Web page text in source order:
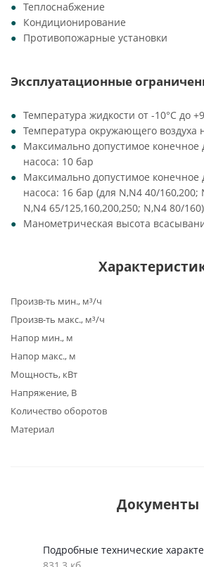
Теплоснабжение
Кондиционирование
Противопожарные установки
Эксплуатационные
Температура жидкости от -10°C до
Температура окружающего воздуха
Максимально допустимое конечное
насоса: 10 бар
Максимально допустимое конечное
насоса: 16 бар (для N,N4 40/160,200;
N,N4 65/125,160,200,250; N,N4 80/160)
Манометрическая высота
Произв-ть мин., м³/ч
Произв-ть макс., м³/ч
Напор мин., м
Напор макс., м
Мощность, кВт
Напряжение, В
Количество оборотов
Материал
Документы
Подробные технические